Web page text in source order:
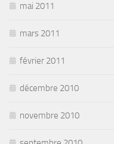
mai 2011
mars 2011
février 2011
décembre 2010
novembre 2010